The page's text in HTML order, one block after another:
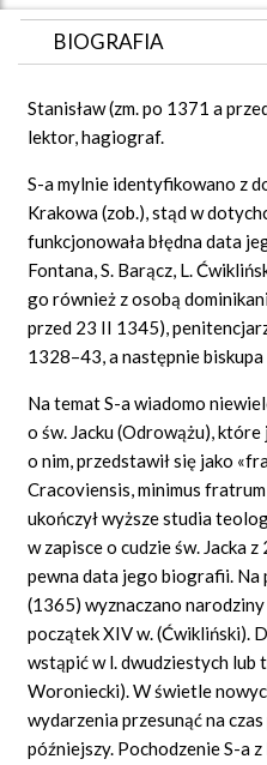
BIOGRAFIA
GRAF POWIĄZAŃ
DYSKUSJA
Stanisław (zm. po 1371 a
lektor, hagiograf.
S-a mylnie identyfikowano z
Krakowa (zob.), stąd w
funkcjonowała błędna data
Fontana, S. Barącz, L.
go również z osobą
przed 23 II 1345),
1328–43, a następnie
Na temat S-a wiadomo
o św. Jacku (Odrowążu),
o nim, przedstawił się jako
Cracoviensis, minimus
ukończył wyższe studia
w zapisce o cudzie św. Jacka
pewna data jego biografii.
(1365) wyznaczano
początek XIV w. (Ćwikliński).
wstąpić w l. dwudziestych lub
Woroniecki). W świetle
wydarzenia przesunąć na
późniejszy. Pochodzenie S-a